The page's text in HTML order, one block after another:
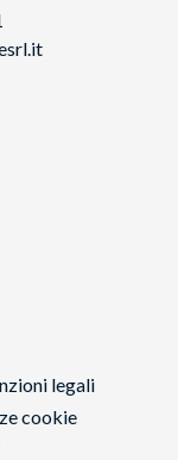
legali
cookie